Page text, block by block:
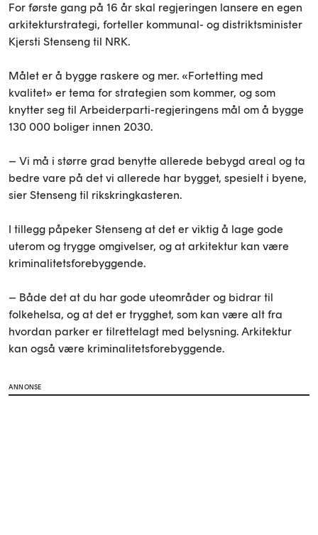
For første gang på 16 år skal regjeringen lansere en egen
arkitekturstrategi, forteller kommunal- og distriktsminister
Kjersti Stenseng til NRK.
Målet er å bygge raskere og mer. «Fortetting med
kvalitet» er tema for strategien som kommer, og som
knytter seg til Arbeiderparti-regjeringens mål om å bygge
130 000 boliger innen 2030.
– Vi må i større grad benytte allerede bebygd areal og ta
bedre vare på det vi allerede har bygget, spesielt i byene,
sier Stenseng til rikskringkasteren.
I tillegg påpeker Stenseng at det er viktig å lage gode
uterom og trygge omgivelser, og at arkitektur kan være
kriminalitetsforebyggende.
– Både det at du har gode uteområder og bidrar til
folkehelsa, og at det er trygghet, som kan være alt fra
hvordan parker er tilrettelagt med belysning. Arkitektur
kan også være kriminalitetsforebyggende.
ANNONSE